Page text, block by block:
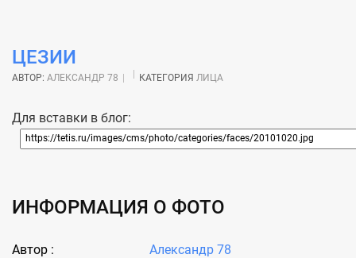
ЦЕЗИИ
АВТОР: АЛЕКСАНДР 78 КАТЕГОРИЯ ЛИЦА
Для вставки в блог:
ИНФОРМАЦИЯ О ФОТО
Автор : Александр 78